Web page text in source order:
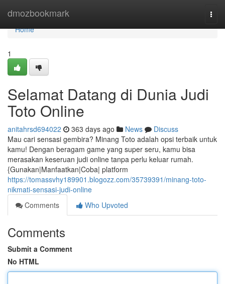
dmozbookmark
Home
Home
1
Selamat Datang di Dunia Judi
Toto Online
anitahrsd694022 363 days ago News
Discuss
Mau cari sensasi gembira? Minang Toto adalah opsi terbaik untuk
kamu! Dengan beragam game yang super seru, kamu bisa
merasakan keseruan judi online tanpa perlu keluar rumah.
{Gunakan|Manfaatkan|Coba| platform
https://tomassvhy189901.blogozz.com/35739391/minang-toto-
nikmati-sensasi-judi-online
Comments
Who Upvoted
Comments
Submit a Comment
No HTML